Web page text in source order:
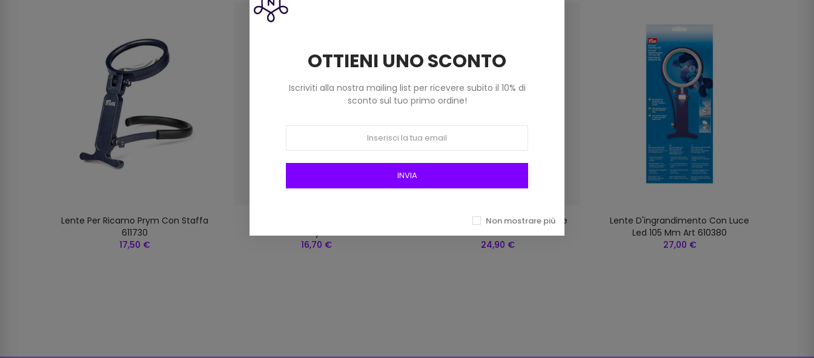
Lente Per Ricamo Prym Con Staffa
611730
17,50 €
16,70 €
Lente D'ingrandimento Con Luce
24,90 €
Lente D'ingrandimento Con Luce
Led 105 Mm Art 610380
27,00 €
OTTIENI UNO SCONTO
Iscriviti alla nostra mailing list per ricevere subito il 10% di
sconto sul tuo primo ordine!
INVIA
Non mostrare più